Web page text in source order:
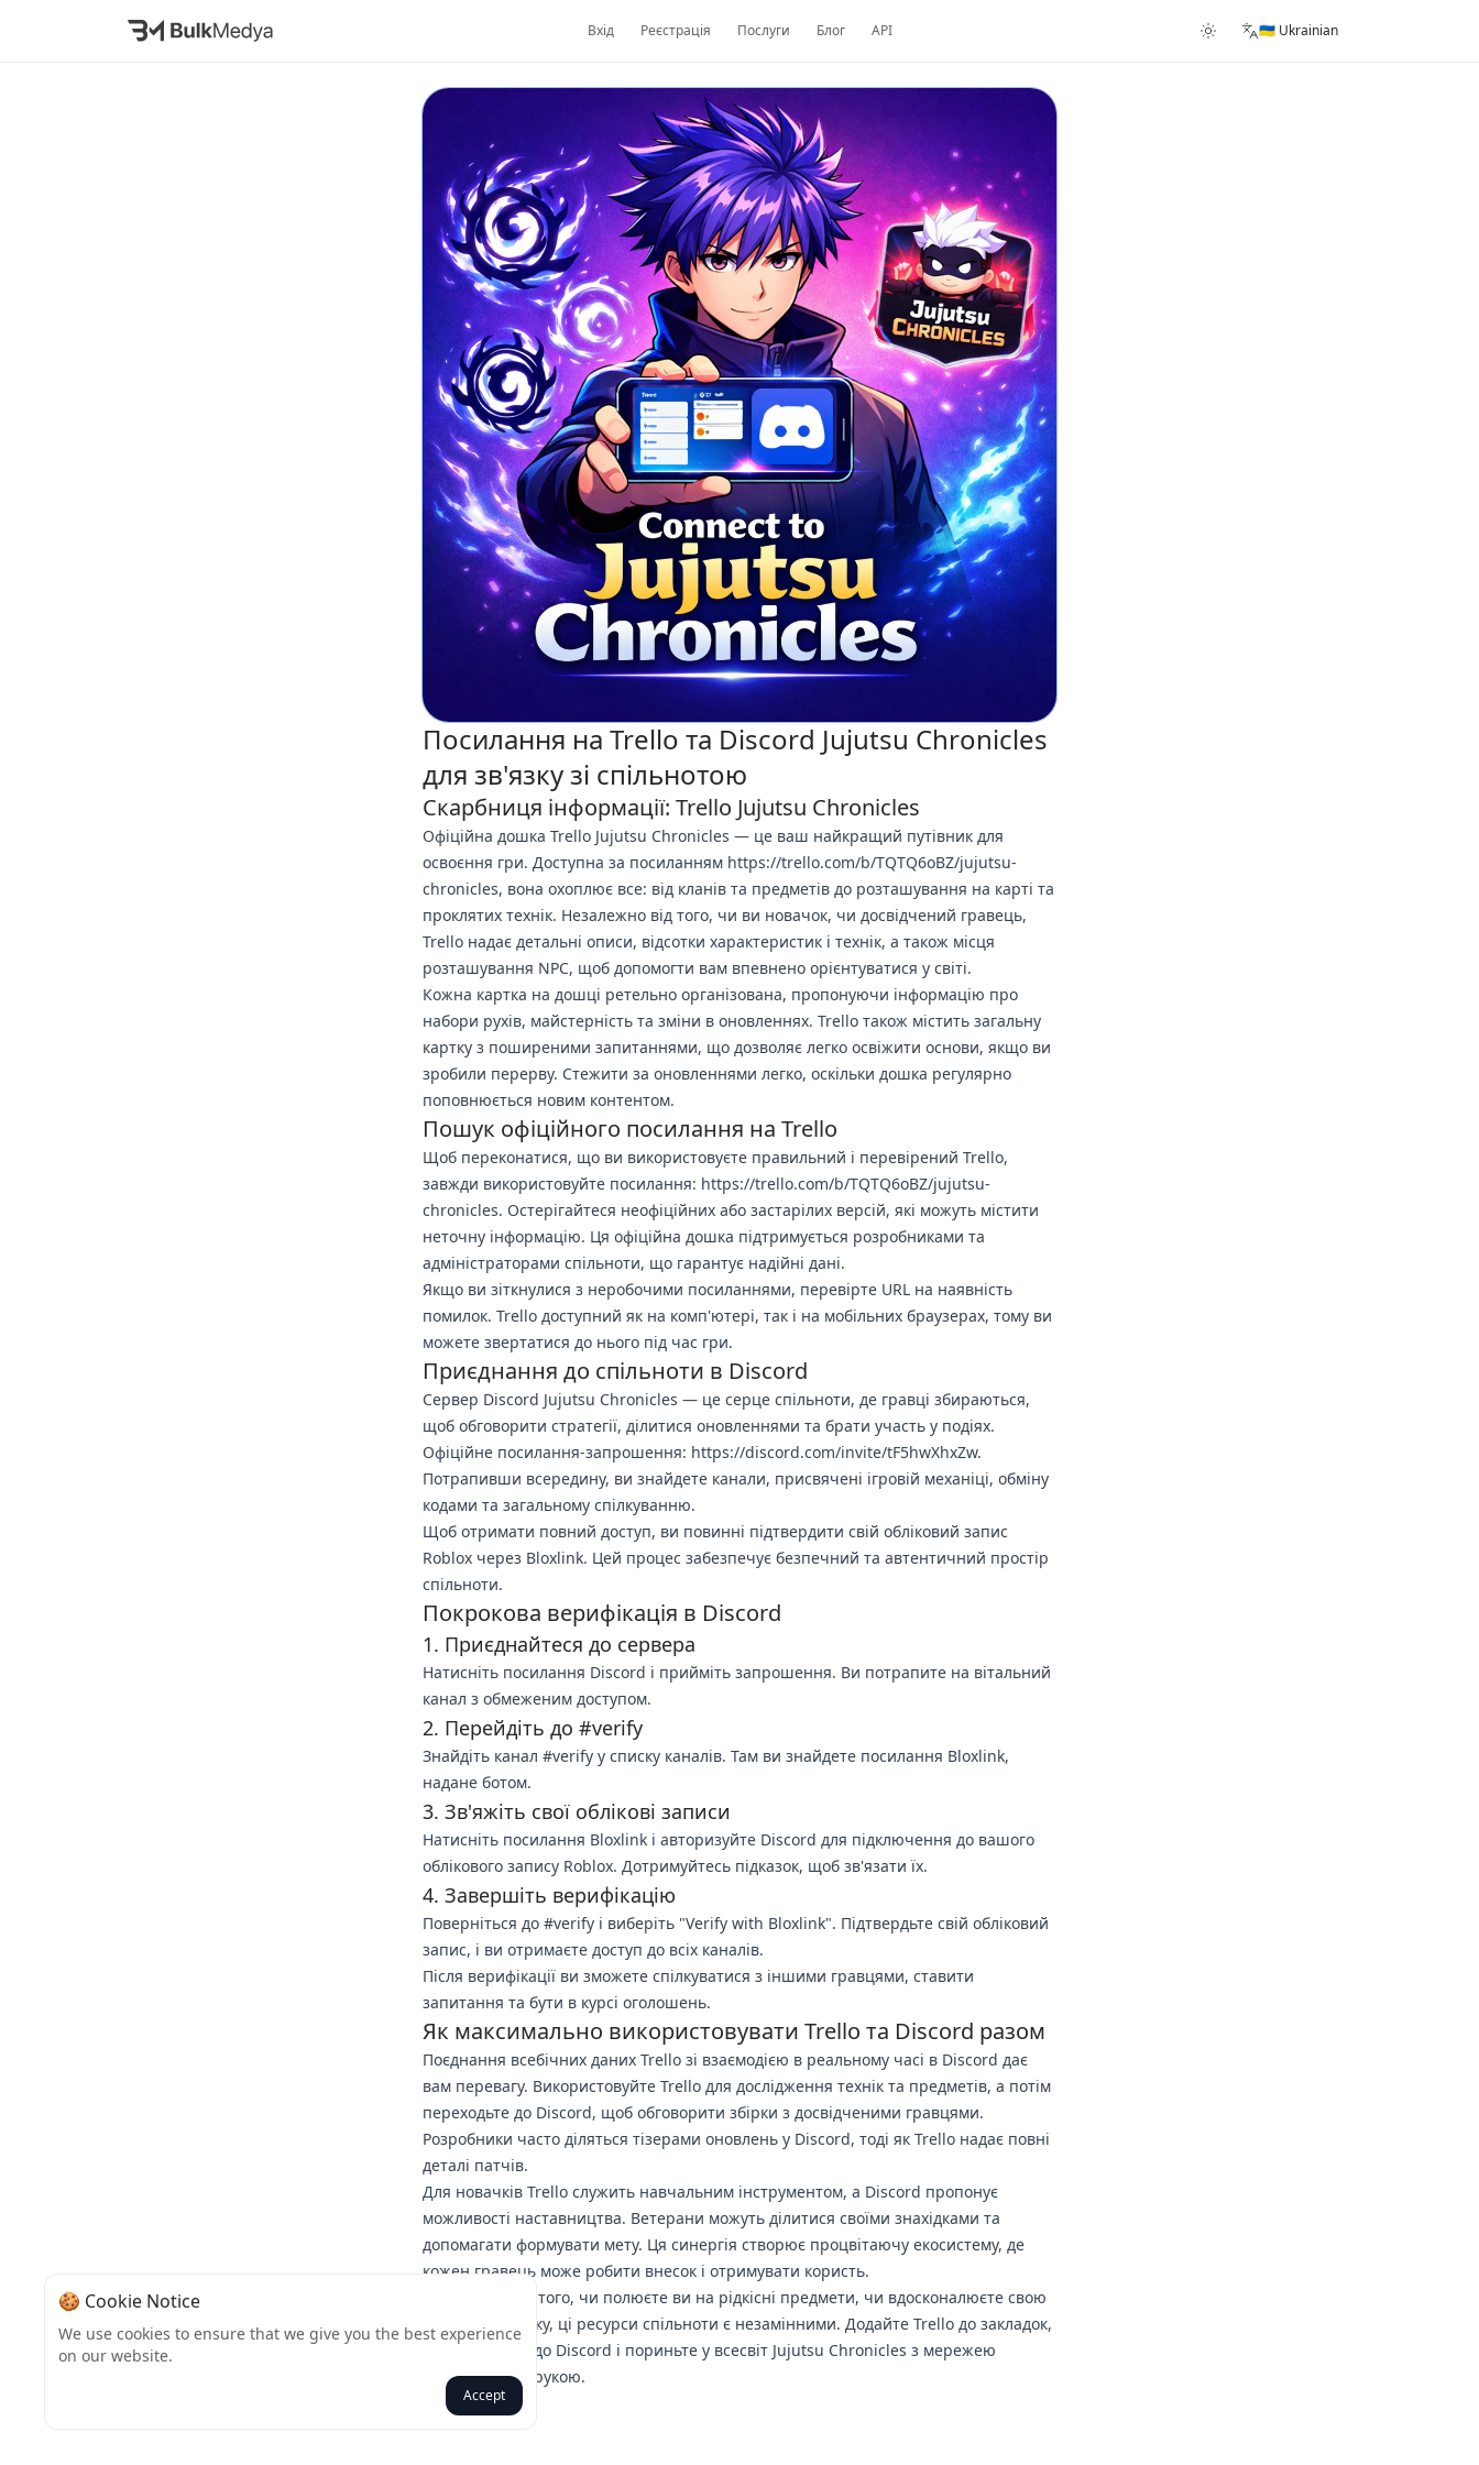
Вхід Реєстрація Послуги Блог API 🇺🇦 Ukrainian
Посилання на Trello та Discord Jujutsu Chronicles
для зв'язку зі спільнотою
Скарбниця інформації: Trello Jujutsu Chronicles
Офіційна дошка Trello Jujutsu Chronicles — це ваш найкращий путівник для
освоєння гри. Доступна за посиланням https://trello.com/b/TQTQ6oBZ/jujutsu-
chronicles, вона охоплює все: від кланів та предметів до розташування на карті та
проклятих технік. Незалежно від того, чи ви новачок, чи досвідчений гравець,
Trello надає детальні описи, відсотки характеристик і технік, а також місця
розташування NPC, щоб допомогти вам впевнено орієнтуватися у світі.
Кожна картка на дошці ретельно організована, пропонуючи інформацію про
набори рухів, майстерність та зміни в оновленнях. Trello також містить загальну
картку з поширеними запитаннями, що дозволяє легко освіжити основи, якщо ви
зробили перерву. Стежити за оновленнями легко, оскільки дошка регулярно
поповнюється новим контентом.
Пошук офіційного посилання на Trello
Щоб переконатися, що ви використовуєте правильний і перевірений Trello,
завжди використовуйте посилання: https://trello.com/b/TQTQ6oBZ/jujutsu-
chronicles. Остерігайтеся неофіційних або застарілих версій, які можуть містити
неточну інформацію. Ця офіційна дошка підтримується розробниками та
адміністраторами спільноти, що гарантує надійні дані.
Якщо ви зіткнулися з неробочими посиланнями, перевірте URL на наявність
помилок. Trello доступний як на комп'ютері, так і на мобільних браузерах, тому ви
можете звертатися до нього під час гри.
Приєднання до спільноти в Discord
Сервер Discord Jujutsu Chronicles — це серце спільноти, де гравці збираються,
щоб обговорити стратегії, ділитися оновленнями та брати участь у подіях.
Офіційне посилання-запрошення: https://discord.com/invite/tF5hwXhxZw.
Потрапивши всередину, ви знайдете канали, присвячені ігровій механіці, обміну
кодами та загальному спілкуванню.
Щоб отримати повний доступ, ви повинні підтвердити свій обліковий запис
Roblox через Bloxlink. Цей процес забезпечує безпечний та автентичний простір
спільноти.
Покрокова верифікація в Discord
1. Приєднайтеся до сервера
Натисніть посилання Discord і прийміть запрошення. Ви потрапите на вітальний
канал з обмеженим доступом.
2. Перейдіть до #verify
Знайдіть канал #verify у списку каналів. Там ви знайдете посилання Bloxlink,
надане ботом.
3. Зв'яжіть свої облікові записи
Натисніть посилання Bloxlink і авторизуйте Discord для підключення до вашого
облікового запису Roblox. Дотримуйтесь підказок, щоб зв'язати їх.
4. Завершіть верифікацію
Поверніться до #verify і виберіть "Verify with Bloxlink". Підтвердьте свій обліковий
запис, і ви отримаєте доступ до всіх каналів.
Після верифікації ви зможете спілкуватися з іншими гравцями, ставити
запитання та бути в курсі оголошень.
Як максимально використовувати Trello та Discord разом
Поєднання всебічних даних Trello зі взаємодією в реальному часі в Discord дає
вам перевагу. Використовуйте Trello для дослідження технік та предметів, а потім
переходьте до Discord, щоб обговорити збірки з досвідченими гравцями.
Розробники часто діляться тізерами оновлень у Discord, тоді як Trello надає повні
деталі патчів.
Для новачків Trello служить навчальним інструментом, а Discord пропонує
можливості наставництва. Ветерани можуть ділитися своїми знахідками та
допомагати формувати мету. Ця синергія створює процвітаючу екосистему, де
кожен гравець може робити внесок і отримувати користь.
Незалежно від того, чи полюєте ви на рідкісні предмети, чи вдосконалюєте свою
прокляту техніку, ці ресурси спільноти є незамінними. Додайте Trello до закладок,
приєднуйтесь до Discord і пориньте у всесвіт Jujutsu Chronicles з мережею
підтримки під рукою.
Назад
🍪 Cookie Notice
We use cookies to ensure that we give you the best experience
on our website.
Accept